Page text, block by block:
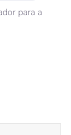
para a